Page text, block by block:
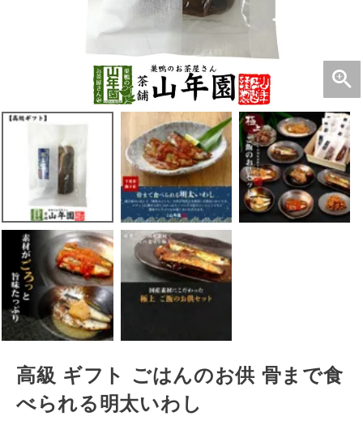
高級 ギフト ごはんのお供 骨まで食
べられる明太いわし